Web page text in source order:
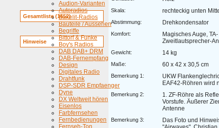
Audion-Varianten
Autoradios
Bakelit-Radios
Bauteile / Aussehen
Begriffe
Bittorf & Funke
Boy's Radios
DAB DAB+ DRM
DAB-Fernempfang
Design
Digitales Radio
Drahtfunk
DSP-SDR Empfaenger
Dyne
DX Weltweit hören
Eisenlos
Farbfernsehen
Fernbedienungen
Fernseh-Ton
Gesamtliste (1652)
Hinweise
Skala: rechteckig unten
Abstimmung: Drehkondensator
Komfort:
Magisches Auge,
Zweitlautsprecher-
Gewicht: 14 kg
Maße: 60 x 42 x 30,5 cm
Bemerkung 1:
UKW
EAF42-Röhren wird
Bemerkung 2:
1. ZF-Röhre als
Vorstufe. Äußerer
Antenne
Bemerkung 3:
Das Foto und